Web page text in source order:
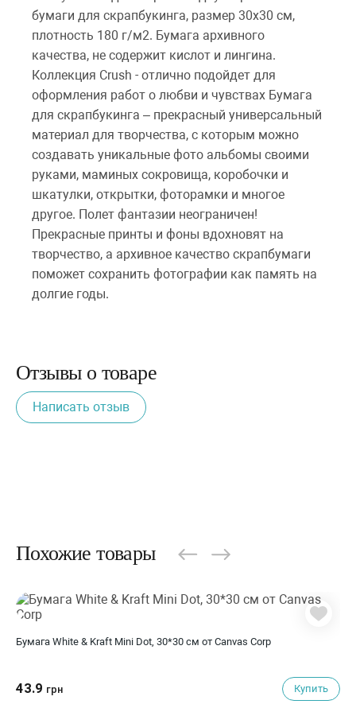
бумаги для скрапбукинга, размер 30х30 см,
плотность 180 г/м2. Бумага архивного
качества, не содержит кислот и лингина.
Коллекция Crush - отлично подойдет для
оформления работ о любви и чувствах Бумага
для скрапбукинга – прекрасный универсальный
материал для творчества, с которым можно
создавать уникальные фото альбомы своими
руками, маминых сокровища, коробочки и
шкатулки, открытки, фоторамки и многое
другое. Полет фантазии неограничен!
Прекрасные принты и фоны вдохновят на
творчество, а архивное качество скрапбумаги
поможет сохранить фотографии как память на
долгие годы.
Отзывы о товаре
Написать отзыв
Похожие товары
Бумага White & Kraft Mini Dot, 30*30 см от Canvas Corp
43.9 грн Купить